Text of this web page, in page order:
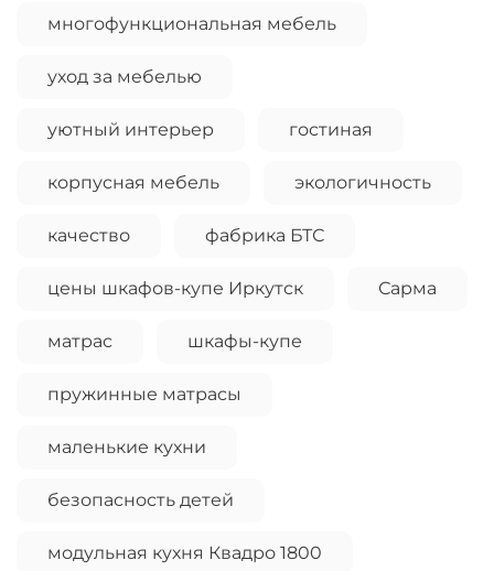
многофункциональная мебель
уход за мебелью
уютный интерьер гостиная
корпусная мебель экологичность
качество фабрика БТС
цены шкафов-купе Иркутск Сарма
матрас шкафы-купе
пружинные матрасы
маленькие кухни
безопасность детей
модульная кухня Квадро 1800